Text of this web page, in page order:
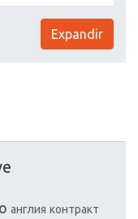
Expandir
англия контракт